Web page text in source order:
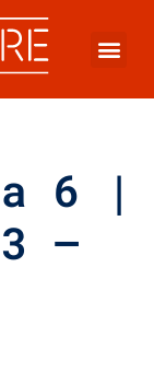
6 |
–